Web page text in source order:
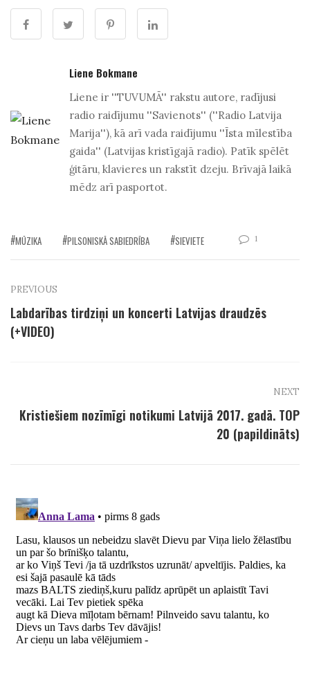
Liene Bokmane
Liene ir ''TUVUMĀ'' rakstu autore, radījusi
radio raidījumu ''Savienots'' (''Radio Latvija
Marija''), kā arī vada raidījumu ''Īsta mīlestība
gaida'' (Latvijas kristīgajā radio). Patīk spēlēt
ģitāru, klavieres un rakstīt dzeju. Brīvajā laikā
mēdz arī pasportot.
MŪZIKA PILSONISKĀ SABIEDRĪBA SIEVIETE 1
PREVIOUS
Labdarības tirdziņi un koncerti Latvijas draudzēs
(+VIDEO)
NEXT
Kristiešiem nozīmīgi notikumi Latvijā 2017. gadā. TOP
20 (papildināts)